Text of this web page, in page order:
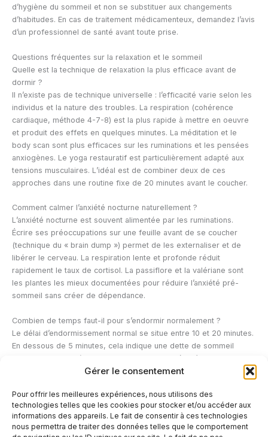
Gérer le consentement
Pour offrir les meilleures expériences, nous utilisons des
technologies telles que les cookies pour stocker et/ou accéder aux
informations des appareils. Le fait de consentir à ces technologies
nous permettra de traiter des données telles que le comportement
d’hygiène du sommeil et non se substituer aux changements
d’habitudes. En cas de traitement médicamenteux, demandez l’avis
d’un professionnel de santé avant toute prise.
Questions fréquentes sur la relaxation et le sommeil
Quelle est la technique de relaxation la plus efficace avant de
dormir ?
Il n’existe pas de technique universelle : l’efficacité varie selon les
individus et la nature des troubles. La respiration (cohérence
cardiaque, méthode 4-7-8) est la plus rapide à mettre en oeuvre
et produit des effets en quelques minutes. La méditation et le
body scan sont plus efficaces sur les ruminations et les pensées
anxiogènes. Le yoga restauratif est particulièrement adapté aux
tensions musculaires. L’idéal est de combiner deux de ces
approches dans une routine fixe de 20 minutes avant le coucher.
Comment calmer l’anxiété nocturne naturellement ?
L’anxiété nocturne est souvent alimentée par les ruminations.
Écrire ses préoccupations sur une feuille avant de se coucher
(technique du « brain dump ») permet de les externaliser et de
libérer le cerveau. La respiration lente et profonde réduit
rapidement le taux de cortisol. La passiflore et la valériane sont
les plantes les mieux documentées pour réduire l’anxiété pré-
sommeil sans créer de dépendance.
Combien de temps faut-il pour s’endormir normalement ?
Le délai d’endormissement normal se situe entre 10 et 20 minutes.
En dessous de 5 minutes, cela indique une dette de sommeil
importante. Au-delà de 30 minutes de façon régulière, on parle de
difficulté d’endormissement. Les techniques de relaxation
d’endormissement dans la plage normale en deux à trois
semaines.